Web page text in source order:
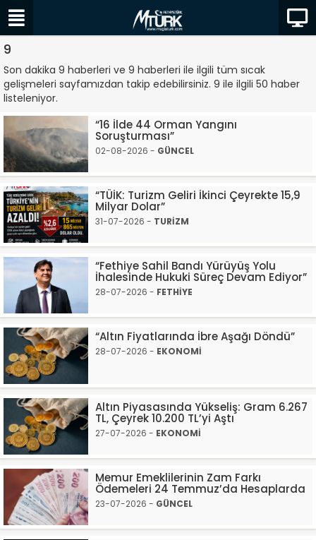
9
Son dakika 9 haberleri ve 9 haberleri ile ilgili tüm sıcak
gelişmeleri sayfamızdan takip edebilirsiniz. 9 ile ilgili 50 haber
listeleniyor.
“16 İlde 44 Orman Yangını
Soruşturması”
02-08-2026 - GÜNCEL
“TÜİK: Turizm Geliri İkinci Çeyrekte 15,9
Milyar Dolar”
31-07-2026 - TURİZM
“Fethiye Sahil Bandı Yürüyüş Yolu
İhalesinde Hukuki Süreç Devam Ediyor”
28-07-2026 - FETHİYE
“Altın Fiyatlarında İbre Aşağı Döndü”
28-07-2026 - EKONOMİ
Altın Piyasasında Yükseliş: Gram 6.267
TL, Çeyrek 10.200 TL’yi Aştı
27-07-2026 - EKONOMİ
Memur Emeklilerinin Zam Farkı
Ödemeleri 24 Temmuz’da Hesaplarda
23-07-2026 - GÜNCEL